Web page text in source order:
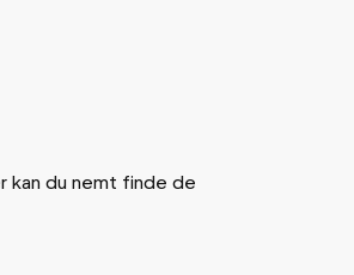
kan du nemt finde de